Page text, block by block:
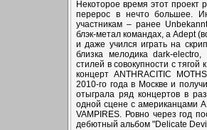
Некоторое время этот проект
перерос в нечто большее.
участникам – ранее
блэк-метал командах, а Adept
и даже учился играть на
близка мелодика dark-
стилей в совокупности с
концерт ANTHRACITIC
2010-го года в Москве и
отыграла ряд концертов в
одной сцене с американцами
VAMPIRES. Ровно через год
дебютный альбом "Delicate